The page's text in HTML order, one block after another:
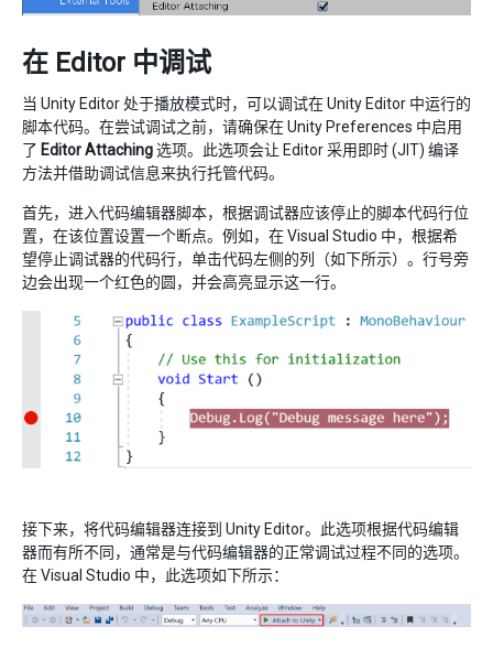
在 Editor 中调试
当 Unity Editor 处于播放模式时，可以调试在 Unity Editor 中运行的
脚本代码。在尝试调试之前，请确保在 Unity Preferences 中启用
了 Editor Attaching选项。此选项会让 Editor 采用即时 (JIT) 编译
方法并借助调试信息来执行托管代码。
首先，进入代码编辑器脚本，根据调试器应该停止的脚本代码行位
置，在该位置设置一个断点。例如，在 Visual Studio 中，根据希
望停止调试器的代码行，单击代码左侧的列（如下所示）。行号旁
边会出现一个红色的圆，并会高亮显示这一行。
接下来，将代码编辑器连接到 Unity Editor。此选项根据代码编辑
器而有所不同，通常是与代码编辑器的正常调试过程不同的选项。
在 Visual Studio 中，此选项如下所示：